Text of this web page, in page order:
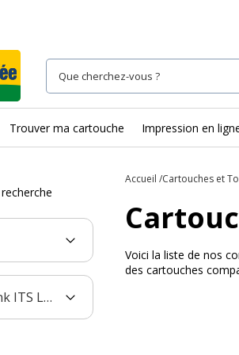
Trouver ma cartouche Impression en
Epson EcoTank ITS L4160
Accueil Cartouches et
Voici la liste de nos
des cartouches